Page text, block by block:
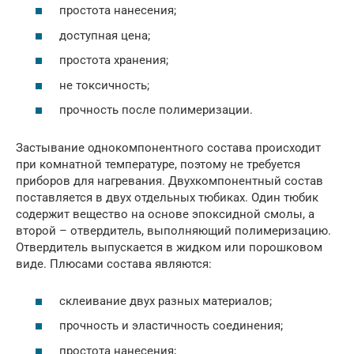
простота нанесения;
доступная цена;
простота хранения;
не токсичность;
прочность после полимеризации.
Застывание однокомпонентного состава происходит
при комнатной температуре, поэтому не требуется
приборов для нагревания. Двухкомпонентный состав
поставляется в двух отдельных тюбиках. Один тюбик
содержит вещество на основе эпоксидной смолы, а
второй – отвердитель, выполняющий полимеризацию.
Отвердитель выпускается в жидком или порошковом
виде. Плюсами состава являются:
склеивание двух разных материалов;
прочность и эластичность соединения;
простота нанесения;